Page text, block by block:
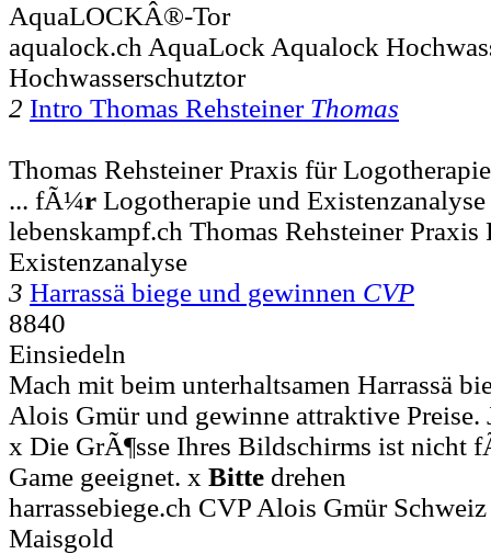
AquaLOCKÂ®-Tor
aqualock.ch AquaLock Aqualock
Hochwasserschutztor
2 Intro Thomas Rehsteiner Thomas
Thomas Rehsteiner Praxis für
... fÃ¼r Logotherapie und Existenzanalyse
lebenskampf.ch Thomas Rehsteiner
Existenzanalyse
3 Harrassä biege und gewinnen CVP
8840
Einsiedeln
Mach mit beim unterhaltsamen Harrassä
Alois Gmür und gewinne attraktive
x Die GrÃ¶sse Ihres Bildschirms ist nicht
Game geeignet. x Bitte drehen
harrassebiege.ch CVP Alois Gmür
Maisgold